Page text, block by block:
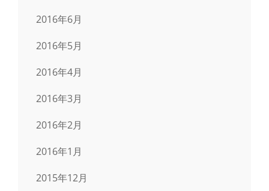
2016年6月
2016年5月
2016年4月
2016年3月
2016年2月
2016年1月
2015年12月